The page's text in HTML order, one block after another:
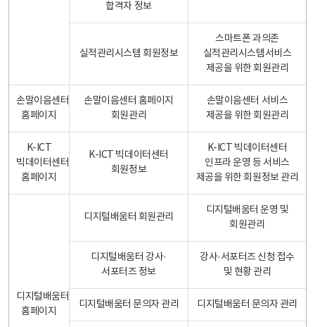
합격자 정보
실적관리시스템 회원정보
스마트폰 과의존
실적관리시스템서비스
제공을 위한 회원관리
손말이음센터
홈페이지
손말이음센터 홈페이지
회원관리
손말이음센터 서비스
제공을 위한 회원관리
K-ICT
빅데이터센터
홈페이지
K-ICT 빅데이터센터
회원정보
K-ICT 빅데이터센터
인프라 운영 등 서비스
제공을 위한 회원정보 관리
디지털배움터
홈페이지
디지털배움터 회원관리
디지털배움터 운영 및
회원관리
디지털배움터 강사·
서포터즈 정보
강사·서포터즈 신청 접수
및 현황 관리
디지털배움터 문의자 관리 디지털배움터 문의자 관리